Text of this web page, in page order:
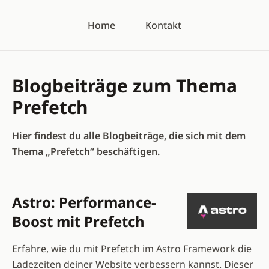
Home Kontakt
Blogbeiträge zum Thema
Prefetch
Hier findest du alle Blogbeiträge, die sich mit dem
Thema „Prefetch“ beschäftigen.
Astro: Performance-
Boost mit Prefetch
Erfahre, wie du mit Prefetch im Astro Framework die
Ladezeiten deiner Website verbessern kannst. Dieser